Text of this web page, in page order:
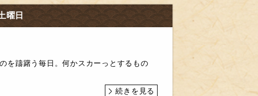
曜日
を躊躇う毎日。何かスカーっとするもの
続きを見る